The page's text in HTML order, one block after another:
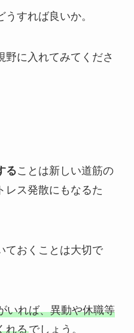
すれば良いか。
野に入れてみてくださ
ることは新しい道筋の
レス発散にもなるた
ておくことは大切で
いれば、異動や休職等
れるでしょう。